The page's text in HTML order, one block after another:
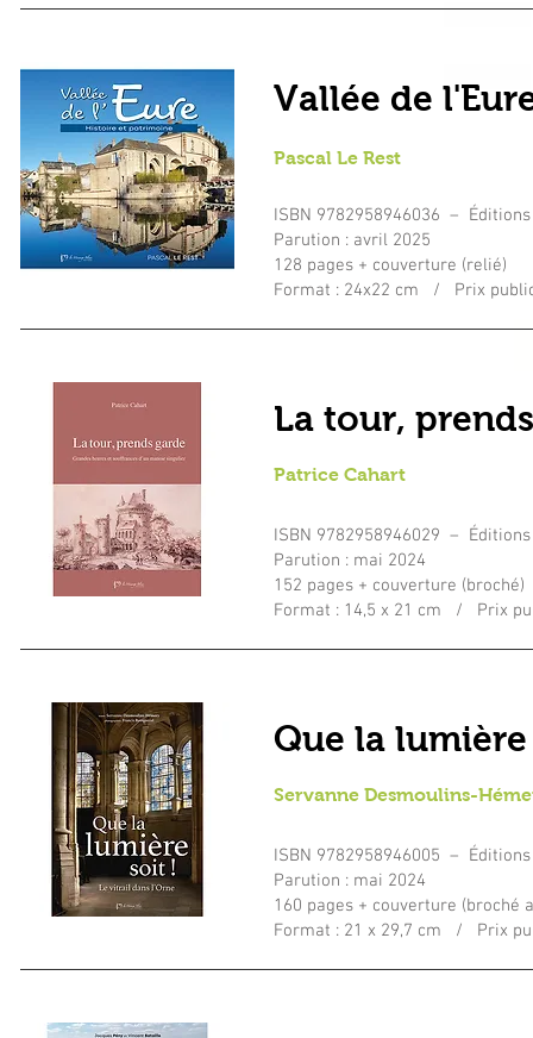
Vallée de
Pascal Le Rest
ISBN 9782958946036 –
Parution : avril 2025
128 pages + couverture (relié)
Format : 24x22 cm / Prix
La tour,
Patrice Cahart
ISBN 9782958946029 – Éditions
Parution : mai 2024
152 pages + couverture (broché)
Format : 14,5 x 21 cm / Prix
Que la
Servanne Desmoulins-
ISBN 9782958946005 – Éditions
Parution : mai 2024
160 pages + couverture (broché
Format : 21 x 29,7 cm / Prix